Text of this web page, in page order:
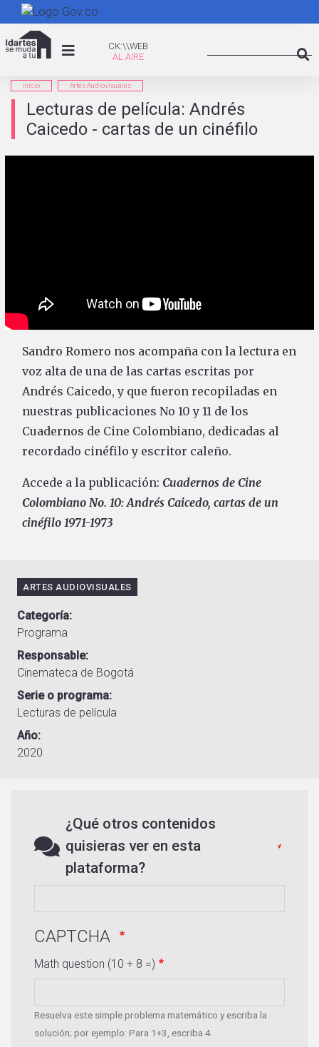
al
CK:\WEB
CK:\\WEB
inicio Artes Audiovisuales
Lecturas de película: Andrés
Caicedo - cartas de un cinéfilo
Sandro Romero nos acompaña con la lectura en
voz alta de una de las cartas escritas por
Andrés Caicedo, y que fueron recopiladas en
nuestras publicaciones No 10 y 11 de los
Cuadernos de Cine Colombiano, dedicadas al
recordado cinéfilo y escritor caleño.
Accede a la publicación: Cuadernos de Cine
Colombiano No. 10: Andrés Caicedo, cartas de un
cinéfilo 1971-1973
ARTES AUDIOVISUALES
Categoría
Programa
Responsable
Cinemateca de Bogotá
Serie o programa
Lecturas de película
Año
2020
¿Qué otros contenidos
quisieras ver en esta
plataforma?
CAPTCHA
Math question (10 + 8 =)
Resuelva este simple problema matemático y escriba la
solución; por ejemplo: Para 1+3, escriba 4.